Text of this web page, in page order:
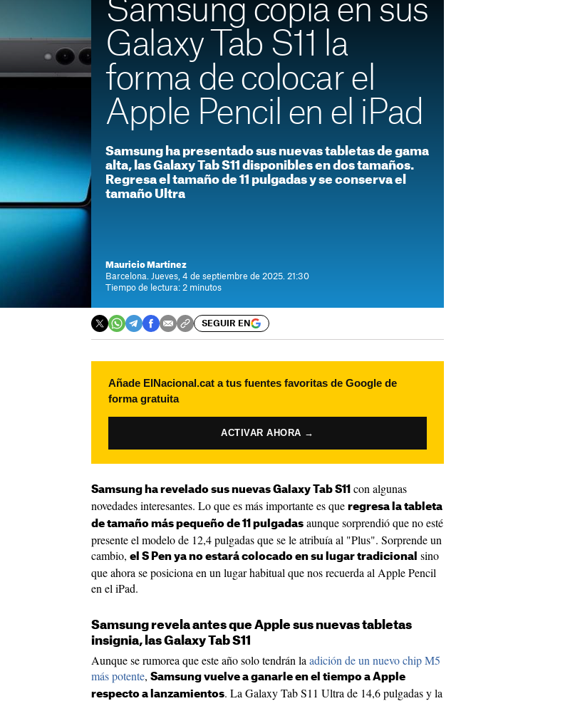
Samsung copia en sus
Galaxy Tab S11 la
forma de colocar el
Apple Pencil en el iPad
Samsung ha presentado sus nuevas tabletas de gama
alta, las Galaxy Tab S11 disponibles en dos tamaños.
Regresa el tamaño de 11 pulgadas y se conserva el
tamaño Ultra
Mauricio Martínez
Barcelona. Jueves, 4 de septiembre de 2025. 21:30
Tiempo de lectura: 2 minutos
SEGUIR EN
Añade ElNacional.cat a tus fuentes favoritas de Google de
forma gratuita
ACTIVAR AHORA →
Samsung ha revelado sus nuevas Galaxy Tab S11 con algunas
novedades interesantes. Lo que es más importante es que regresa la tableta
de tamaño más pequeño de 11 pulgadas aunque sorprendió que no esté
presente el modelo de 12,4 pulgadas que se le atribuía al "Plus". Sorprende un
cambio, el S Pen ya no estará colocado en su lugar tradicional sino
que ahora se posiciona en un lugar habitual que nos recuerda al Apple Pencil
en el iPad.
Samsung revela antes que Apple sus nuevas tabletas
insignia, las Galaxy Tab S11
Aunque se rumorea que este año solo tendrán la adición de un nuevo chip M5
más potente, Samsung vuelve a ganarle en el tiempo a Apple
respecto a lanzamientos. La Galaxy Tab S11 Ultra de 14,6 pulgadas y la